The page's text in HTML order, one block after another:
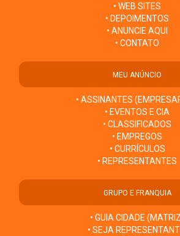
• WEB SITES
• DEPOIMENTOS
• ANUNCIE AQUI
• CONTATO
MEU ANÚNCIO
• ASSINANTES
• EVENTOS E CIA
• CLASSIFICADOS
• EMPREGOS
• CURRÍCULOS
• REPRESENTANTES
GRUPO E FRANQUIA
• GUIA CIDADE
• SEJA